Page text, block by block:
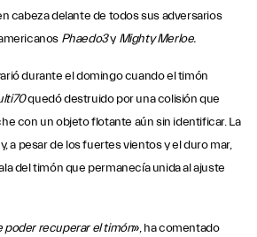
cabeza delante de todos sus adversarios
Phaedo3y Mighty Merloe.
durante el domingo cuando el timón
quedó destruido por una colisión que
con un objeto flotante aún sin identificar. La
a pesar de los fuertes vientos y el duro mar,
del timón que permanecía unida al ajuste
poder recuperar el timón», ha comentado